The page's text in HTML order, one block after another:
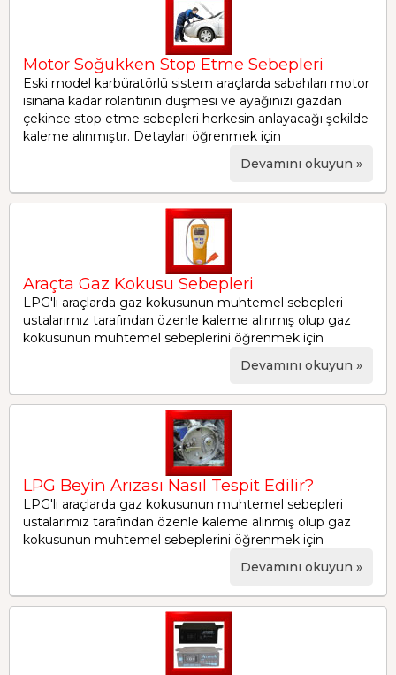
Motor Soğukken Stop Etme Sebepleri
Eski model karbüratörlü sistem araçlarda sabahları motor
ısınana kadar rölantinin düşmesi ve ayağınızı gazdan
çekince stop etme sebepleri herkesin anlayacağı şekilde
kaleme alınmıştır. Detayları öğrenmek için
Devamını okuyun »
Araçta Gaz Kokusu Sebepleri
LPG'li araçlarda gaz kokusunun muhtemel sebepleri
ustalarımız tarafından özenle kaleme alınmış olup gaz
kokusunun muhtemel sebeplerini öğrenmek için
Devamını okuyun »
LPG Beyin Arızası Nasıl Tespit Edilir?
LPG'li araçlarda gaz kokusunun muhtemel sebepleri
ustalarımız tarafından özenle kaleme alınmış olup gaz
kokusunun muhtemel sebeplerini öğrenmek için
Devamını okuyun »